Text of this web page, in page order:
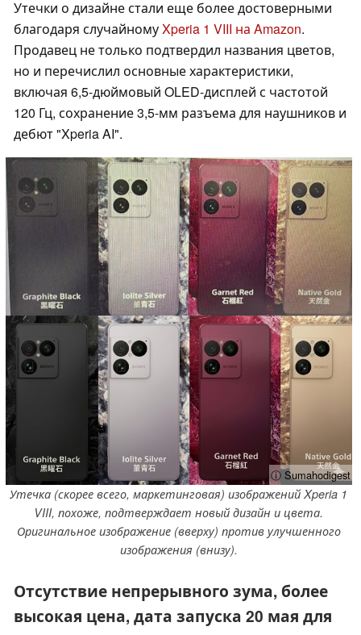
Утечки о дизайне стали еще более достоверными
благодаря случайномуXperia 1 VIII на Amazon.
Продавец не только подтвердил названия цветов,
но и перечислил основные характеристики,
включая 6,5-дюймовый OLED-дисплей с частотой
120 Гц, сохранение 3,5-мм разъема для наушников и
дебют "Xperia AI".
ⓘ Sumahodigest
Утечка (скорее всего, маркетинговая) изображений Xperia 1
VIII, похоже, подтверждает новый дизайн и цвета.
Оригинальное изображение (вверху) против улучшенного
изображения (внизу).
Отсутствие непрерывного зума, более
высокая цена, дата запуска 20 мая для